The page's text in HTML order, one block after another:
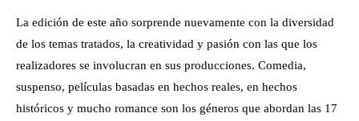
La edición de este año sorprende nuevamente con la diversidad
de los temas tratados, la creatividad y pasión con las que los
realizadores se involucran en sus producciones. Comedia,
suspenso, películas basadas en hechos reales, en hechos
históricos y mucho romance son los géneros que abordan las 17